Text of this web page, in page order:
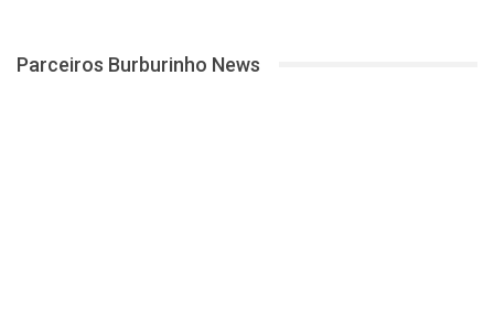
Parceiros Burburinho News